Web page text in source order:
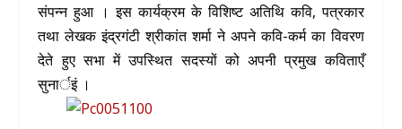
संपन्न हुआ । इस कार्यक्रम के विशिष्ट अतिथि कवि, पत्रकार
तथा लेखक इंद्रगंटी श्रीकांत शर्मा ने अपने कवि-कर्म का विवरण
देते हुए सभा में उपस्थित सदस्यों को अपनी प्रमुख कविताएँ
सुनार्इं ।